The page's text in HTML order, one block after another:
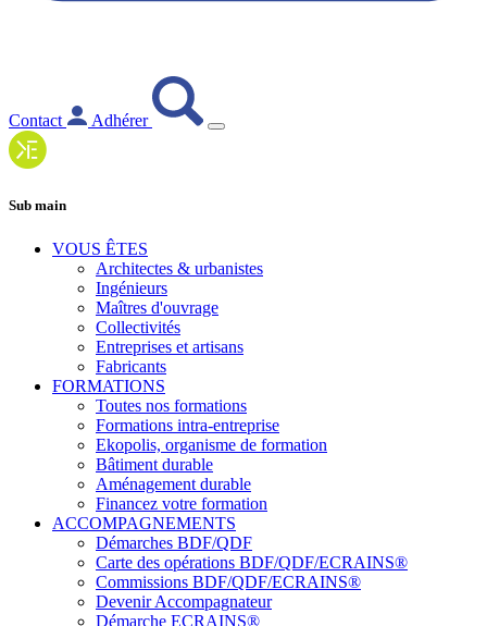
Contact Adhérer
Sub main
VOUS ÊTES
Architectes & urbanistes
Ingénieurs
Maîtres d'ouvrage
Collectivités
Entreprises et artisans
Fabricants
FORMATIONS
Toutes nos formations
Formations intra-entreprise
Ekopolis, organisme de formation
Bâtiment durable
Aménagement durable
Financez votre formation
ACCOMPAGNEMENTS
Démarches BDF/QDF
Carte des opérations BDF/QDF/ECRAINS®
Commissions BDF/QDF/ECRAINS®
Devenir Accompagnateur
Démarche ECRAINS®